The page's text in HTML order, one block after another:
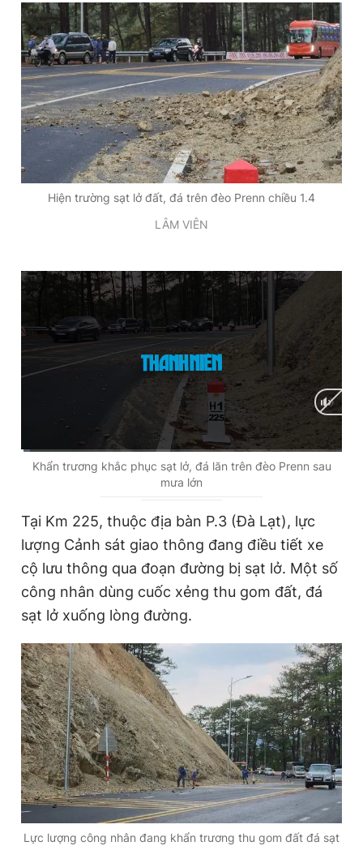
Đọc Thanh Niên trên điện thoại
Theo dõi báo trên
Liên hệ quảng cáo
Đặt báo Quảng cáo RSS Tòa soạn Chính sách bảo
Phó tổng biên tập thường trực: Hải Thành
Phó tổng biên tập: Lâm Hiếu Dũng
Phó tổng biên tập: Trần Việt Hưng
Tổng thư ký tòa soạn: Đức Trung
Giấy phép xuất bản số 110/GP - BTTTT cấp ngày 24.3.2020
© 2003-2026 Bản quyền thuộc về Báo Thanh Niên. Cấm sao
chép dưới mọi hình thức nếu không có sự chấp thuận bằng văn
bản. Phát triển bởi ePi Technologies, JSC.
Hiện trường sạt lở đất, đá trên đèo Prenn chiều 1.4
LÂM VIÊN
C
t
i
m
e
0:02 / D
a
t
1:49
Khẩn trương khắc phục sạt lở, đá lăn trên đèo Prenn sau
mưa lớn
Tại Km 225, thuộc địa bàn P.3 (Đà Lạt), lực
lượng Cảnh sát giao thông đang điều tiết xe
cộ lưu thông qua đoạn đường bị sạt lở. Một số
công nhân dùng cuốc xẻng thu gom đất, đá
sạt lở xuống lòng đường.
Lực lượng công nhân đang khẩn trương thu gom đất đá sạt